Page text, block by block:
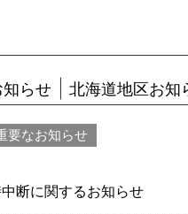
らせ 北海道地区お知
要なお知らせ
断に関するお知らせ